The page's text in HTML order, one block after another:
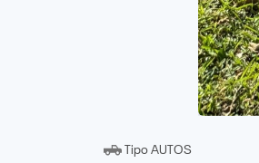
Tipo AUTOS